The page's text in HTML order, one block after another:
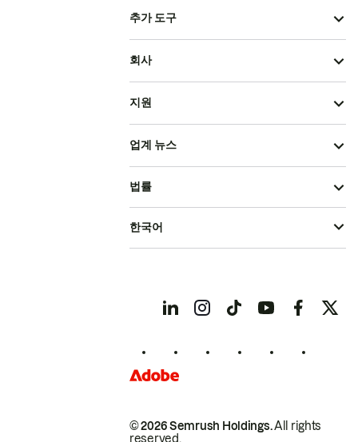
추가 도구
회사
지원
업계 뉴스
© 2026 Semrush Holdings.All rights
reserved.
법률
한국어